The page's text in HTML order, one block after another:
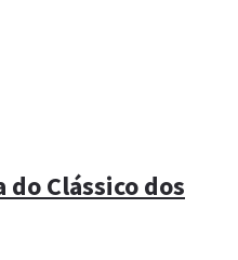
Clássico dos